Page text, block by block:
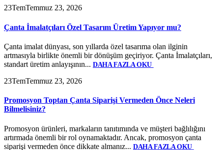
23TemTemmuz 23, 2026
Çanta İmalatçıları Özel Tasarım Üretim Yapıyor mu?
Çanta imalat dünyası, son yıllarda özel tasarıma olan ilginin
artmasıyla birlikte önemli bir dönüşüm geçiriyor. Çanta İmalatçıları,
standart üretim anlayışının... DAHA FAZLA OKU
23TemTemmuz 23, 2026
Promosyon Toptan Çanta Siparişi Vermeden Önce Neleri
Bilmelisiniz?
Promosyon ürünleri, markaların tanıtımında ve müşteri bağlılığını
artırmada önemli bir rol oynamaktadır. Ancak, promosyon çanta
siparişi vermeden önce dikkate almanız... DAHA FAZLA OKU